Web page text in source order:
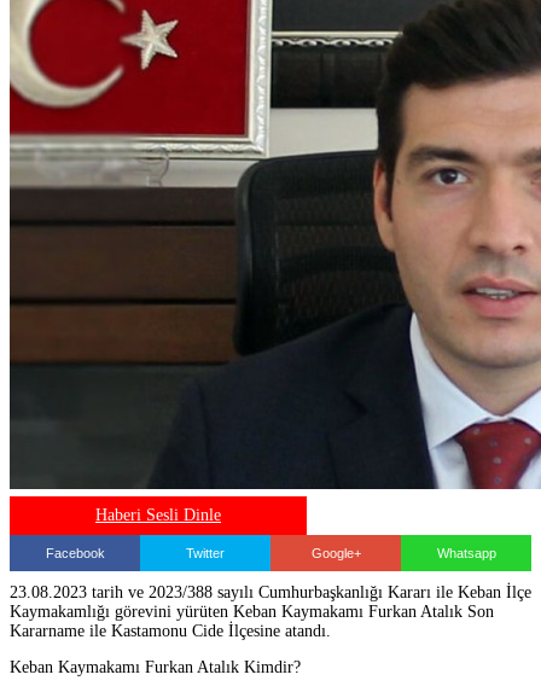
Haberi Sesli Dinle
Facebook Twitter Google+ Whatsapp
23.08.2023 tarih ve 2023/388 sayılı Cumhurbaşkanlığı Kararı ile Keban İlçe
Kaymakamlığı görevini yürüten Keban Kaymakamı Furkan Atalık Son
Kararname ile Kastamonu Cide İlçesine atandı.
Keban Kaymakamı Furkan Atalık Kimdir?